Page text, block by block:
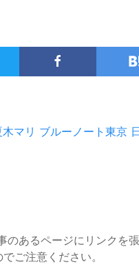
木マリ ブルーノート東京
のあるページにリンクを
ご注意ください。